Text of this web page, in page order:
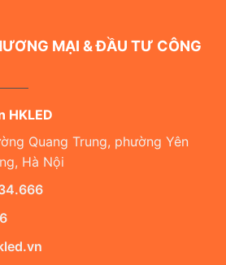
MẠI & ĐẦU TƯ CÔNG
HKLED
Quang Trung, phường Yên
Hà Nội